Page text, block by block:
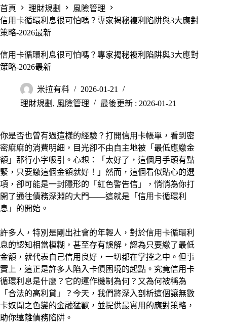
首頁 理財規劃
風險管理
信用卡循環利息很可怕嗎？專家揭秘複利陷阱與3大應對
策略-2026最新
信用卡循環利息很可怕嗎？專家揭秘複利陷阱與3大應對
策略-2026最新
米拉有料
2026-01-21
理財規劃 , 風險管理 最後更新 : 2026-01-21
你是否也曾有過這樣的經驗？打開信用卡帳單，看到密
密麻麻的消費明細，目光卻不由自主地被「最低應繳金
額」那行小字吸引。心想：「太好了，這個月手頭有點
緊，只要繳這個金額就好！」然而，這個看似貼心的選
項，卻可能是一封隱形的「紅色警告信」，悄悄為你打
開了通往債務深淵的大門——這就是「信用卡循環利
息」的開始。
許多人，特別是剛出社會的年輕人，對於信用卡循環利
息的認知相當模糊，甚至存有誤解，認為只要繳了最低
金額，就代表自己信用良好，一切都在掌控之中。但事
實上，這正是許多人陷入卡債困境的起點。究竟信用卡
循環利息是什麼？它的運作機制為何？又為何被稱為
「合法的高利貸」？今天，我們將深入剖析這個讓無數
卡奴聞之色變的金融猛獸，並提供最實用的應對策略，
助你遠離債務陷阱。